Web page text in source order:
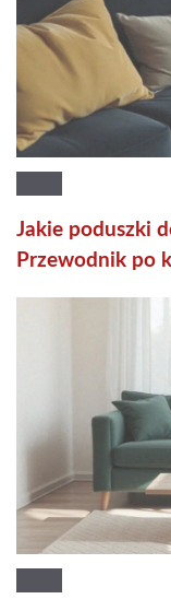
Jakie poduszki
Przewodnik po